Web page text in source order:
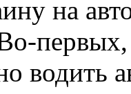
на
водить